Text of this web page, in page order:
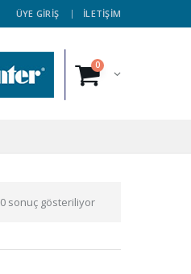
ÜYE GİRİŞ İLETİŞİM
0
0 sonuç gösteriliyor